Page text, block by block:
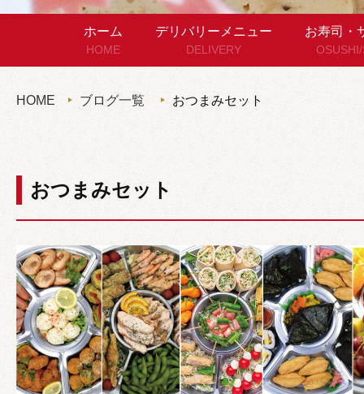
ホーム
HOME
デリバリーメニュー
DELIVERY
ハイグレード
お寿司・
HOME ブログ一覧 おつまみセット
おつまみセット